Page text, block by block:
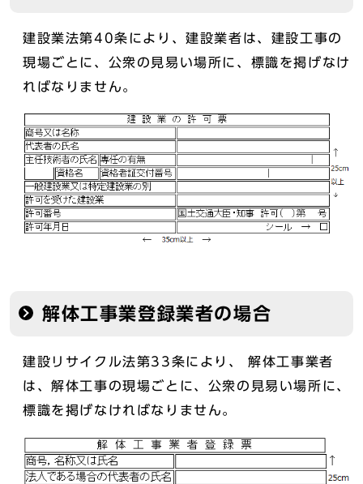
建設業法第40条により、建設業者は、建設工事の
現場ごとに、公衆の見易い場所に、標識を掲げなけ
ればなりません。
解体工事業登録業者の場合
建設リサイクル法第33条により、 解体工事業者
は、解体工事の現場ごとに、公衆の見易い場所に、
標識を掲げなければなりません。